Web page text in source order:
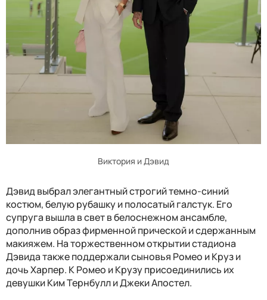
Виктория и Дэвид
Дэвид выбрал элегантный строгий темно-синий
костюм, белую рубашку и полосатый галстук. Его
супруга вышла в свет в белоснежном ансамбле,
дополнив образ фирменной прической и сдержанным
макияжем. На торжественном открытии стадиона
Дэвида также поддержали сыновья Ромео и Круз и
дочь Харпер. К Ромео и Крузу присоединились их
девушки Ким Тернбулл и Джеки Апостел.